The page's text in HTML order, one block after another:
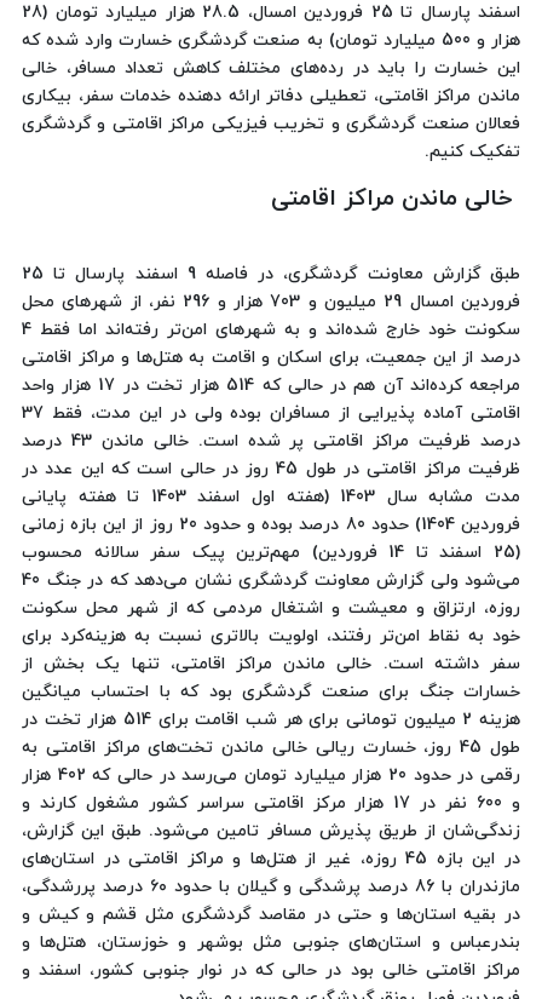
اسفند پارسال تا 25 فروردین امسال، 28.5 هزار میلیارد تومان (28
هزار و 500 میلیارد تومان) به صنعت گردشگری خسارت وارد شده که
این خسارت را باید در رده‌های مختلف کاهش تعداد مسافر، خالی
ماندن مراکز اقامتی، تعطیلی دفاتر ارائه ‌دهنده خدمات سفر، بیکاری
فعالان صنعت گردشگری و تخریب فیزیکی مراکز اقامتی و گردشگری
تفکیک کنیم.
خالی ماندن مراکز اقامتی
طبق گزارش معاونت گردشگری، در فاصله 9 اسفند پارسال تا 25
فروردین امسال 29 میلیون و 703 هزار و 296 نفر، از شهرهای محل
سکونت خود خارج شده‌اند و به شهرهای امن‌تر رفته‌اند اما فقط 4
درصد از این جمعیت، برای اسکان و اقامت به هتل‌ها و مراکز اقامتی
مراجعه کرده‌اند آن هم در حالی که 514 هزار تخت در 17 هزار واحد
اقامتی آماده پذیرایی از مسافران بوده ولی در این مدت، فقط 37
درصد ظرفیت مراکز اقامتی پر شده است. خالی ماندن 43 درصد
ظرفیت مراکز اقامتی در طول 45 روز در حالی است که این عدد در
مدت مشابه سال 1403 (هفته اول اسفند 1403 تا هفته پایانی
فروردین 1404) حدود 80 درصد بوده و حدود 20 روز از این بازه زمانی
(25 اسفند تا 14 فروردین) مهم‌ترین پیک سفر سالانه محسوب
می‌شود ولی گزارش معاونت گردشگری نشان می‌دهد که در جنگ 40
روزه، ارتزاق و معیشت و اشتغال مردمی که از شهر محل سکونت
خود به نقاط امن‌تر رفتند، اولویت بالاتری نسبت به هزینه‌کرد برای
سفر داشته است. خالی ماندن مراکز اقامتی، تنها یک بخش از
خسارات جنگ برای صنعت گردشگری بود که با احتساب میانگین
هزینه 2 میلیون تومانی برای هر شب اقامت برای 514 هزار تخت در
طول 45 روز، خسارت ریالی خالی ماندن تخت‌های مراکز اقامتی به
رقمی در حدود 20 هزار میلیارد تومان می‌رسد در حالی که 402 هزار
و 600 نفر در 17 هزار مرکز اقامتی سراسر کشور مشغول کارند و
زندگی‌شان از طریق پذیرش مسافر تامین می‌شود. طبق این گزارش،
در این بازه 45 روزه، غیر از هتل‌ها و مراکز اقامتی در استان‌های
مازندران با 86 درصد پرشدگی و گیلان با حدود ۶۰ درصد پررشدگی،
در بقیه استان‌ها و حتی در مقاصد گردشگری مثل قشم و کیش و
بندرعباس و استان‌های جنوبی مثل بوشهر و خوزستان، هتل‌ها و
مراکز اقامتی خالی بود در حالی که در نوار جنوبی کشور، اسفند و